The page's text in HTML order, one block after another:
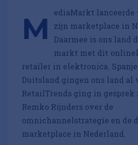
M
ediaMarkt lanceerde
zijn marketplace in
Daarmee is ons land
markt met dit
retailer in elektronica.
Duitsland gingen ons land al
RetailTrends ging in gesprek
Remko Rijnders over de
omnichannelstrategie en de
marketplace in Nederland.